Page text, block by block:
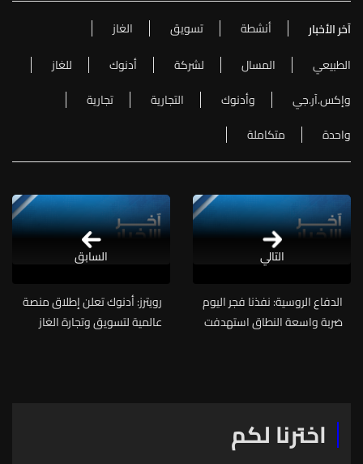
آخر الأخبار أنشطة تسويق
الغاز
الطبيعي
المسال لشركة أدنوك
للغاز
وإكس.آر.جي
وأدنوك التجارية
تجارية
واحدة
متكاملة
التالي
الدفاع الروسية: نفذنا فجر اليوم
ضربة واسعة النطاق استهدفت
رويترز: أدنوك تعلن إطلاق منصة
عالمية لتسويق وتجارة الغاز
السابق
اخترنا لكم